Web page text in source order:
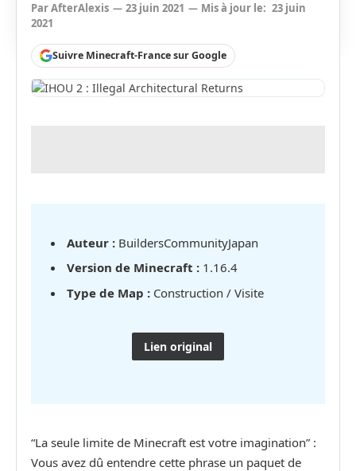
ParAfterAlexis 23 juin 2021 Mis à jour le: 23 juin
2021
Suivre Minecraft-France sur Google
Auteur : BuildersCommunityJapan
Version de Minecraft : 1.16.4
Type de Map : Construction / Visite
Lien original
“La seule limite de Minecraft est votre imagination” :
Vous avez dû entendre cette phrase un paquet de